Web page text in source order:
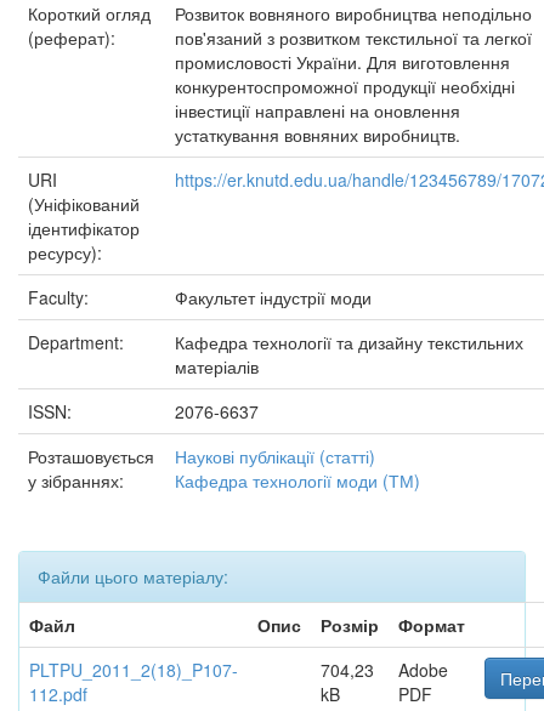
Короткий огляд
(реферат):
Розвиток вовняного виробництва неподільно
пов'язаний з розвитком текстильної та легкої
промисловості України. Для виготовлення
конкурентоспроможної продукції необхідні
інвестиції направлені на оновлення
устаткування вовняних виробництв.
URI
(Уніфікований
ідентифікатор
ресурсу):
https://er.knutd.edu.ua/handle/123456789/
Faculty:
Факультет індустрії моди
Department:
Кафедра технології та дизайну текстильних
матеріалів
ISSN:
2076-6637
Розташовується
у зібраннях:
Наукові публікації (статті)
Кафедра технології моди (ТМ)
Файли цього матеріалу:
Файл
Опис Розмір
Формат
PLTPU_2011_2(18)_P107-
112.pdf
704,23
kB
Adobe
PDF